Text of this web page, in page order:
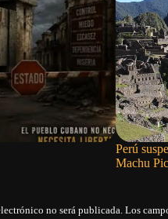
Perú
Machu
no será publicada. Los